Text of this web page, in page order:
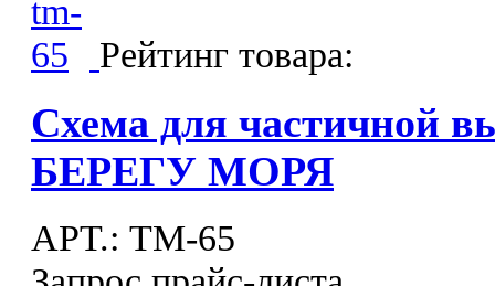
Рейтинг товара:
Схема для частичной
БЕРЕГУ МОРЯ
APT.: ТМ-65